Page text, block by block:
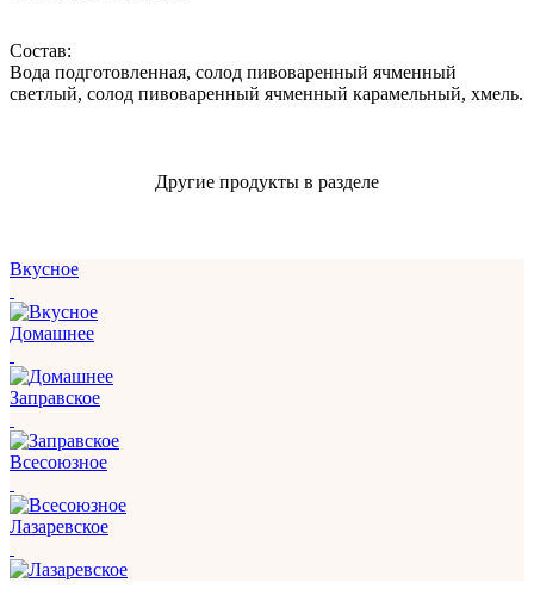
Состав:
Вода подготовленная, солод пивоваренный ячменный
светлый, солод пивоваренный ячменный карамельный, хмель.
Другие продукты в разделе
Вкусное
Домашнее
Заправское
Всесоюзное
Лазаревское